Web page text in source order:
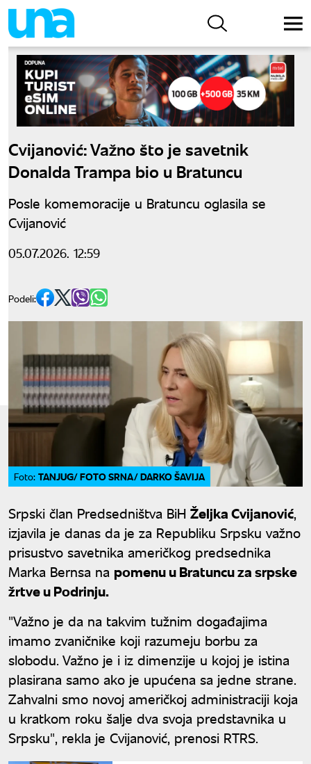
Cvijanović: Važno što je savetnik
Donalda Trampa bio u Bratuncu
Posle komemoracije u Bratuncu oglasila se
Cvijanović
05.07.2026. 12:59
Podeli:
Foto: TANJUG/ FOTO SRNA/ DARKO ŠAVIJA
Srpski član Predsedništva BiH Željka Cvijanović,
izjavila je danas da je za Republiku Srpsku važno
prisustvo savetnika američkog predsednika
Marka Bernsa na pomenu u Bratuncu za srpske
žrtve u Podrinju.
"Važno je da na takvim tužnim događajima
imamo zvaničnike koji razumeju borbu za
slobodu. Važno je i iz dimenzije u kojoj je istina
plasirana samo ako je upućena sa jedne strane.
Zahvalni smo novoj američkoj administraciji koja
u kratkom roku šalje dva svoja predstavnika u
Srpsku", rekla je Cvijanović, prenosi RTRS.